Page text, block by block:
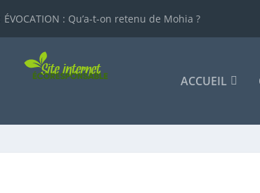
ÉVOCATION : Qu’a-t-on retenu de Mohia ?
ACCUEIL